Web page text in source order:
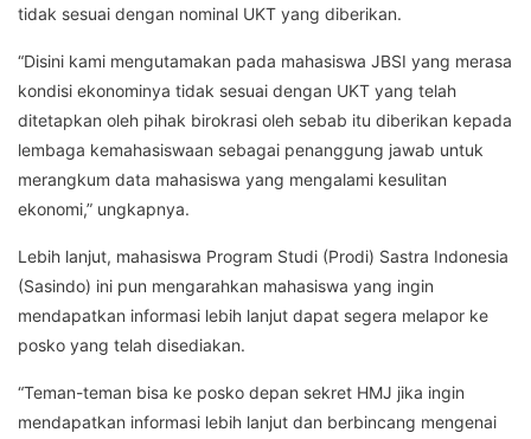
tidak sesuai dengan nominal UKT yang diberikan.
“Disini kami mengutamakan pada mahasiswa JBSI yang merasa
kondisi ekonominya tidak sesuai dengan UKT yang telah
ditetapkan oleh pihak birokrasi oleh sebab itu diberikan kepada
lembaga kemahasiswaan sebagai penanggung jawab untuk
merangkum data mahasiswa yang mengalami kesulitan
ekonomi,” ungkapnya.
Lebih lanjut, mahasiswa Program Studi (Prodi) Sastra Indonesia
(Sasindo) ini pun mengarahkan mahasiswa yang ingin
mendapatkan informasi lebih lanjut dapat segera melapor ke
posko yang telah disediakan.
“Teman-teman bisa ke posko depan sekret HMJ jika ingin
mendapatkan informasi lebih lanjut dan berbincang mengenai